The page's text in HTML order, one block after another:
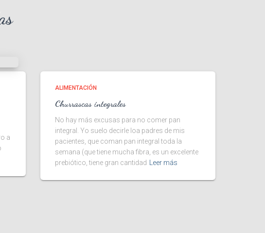
a
ALIMENTACIÓN
Churrascas integrales
No hay más excusas para no comer pan
integral. Yo suelo decirle loa padres de mis
pacientes, que coman pan integral toda la
semana (que tiene mucha fibra, es un excelente
prebiótico, tiene gran cantidad
Leer más